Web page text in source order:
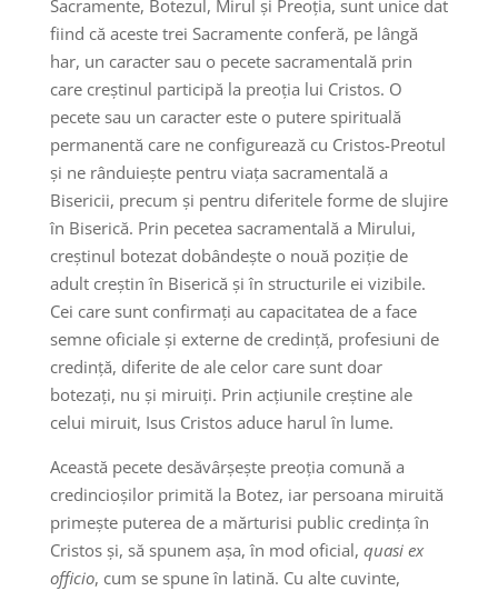
Sacramente, Botezul, Mirul și Preoția, sunt unice dat
fiind că aceste trei Sacramente conferă, pe lângă
har, un caracter sau o pecete sacramentală prin
care creștinul participă la preoția lui Cristos. O
pecete sau un caracter este o putere spirituală
permanentă care ne configurează cu Cristos-Preotul
și ne rânduiește pentru viața sacramentală a
Bisericii, precum și pentru diferitele forme de slujire
în Biserică. Prin pecetea sacramentală a Mirului,
creștinul botezat dobândește o nouă poziție de
adult creștin în Biserică și în structurile ei vizibile.
Cei care sunt confirmați au capacitatea de a face
semne oficiale și externe de credință, profesiuni de
credință, diferite de ale celor care sunt doar
botezați, nu și miruiți. Prin acțiunile creștine ale
celui miruit, Isus Cristos aduce harul în lume.
Această pecete desăvârșește preoția comună a
credincioșilor primită la Botez, iar persoana miruită
primește puterea de a mărturisi public credința în
Cristos și, să spunem așa, în mod oficial, quasi ex
officio, cum se spune în latină. Cu alte cuvinte,